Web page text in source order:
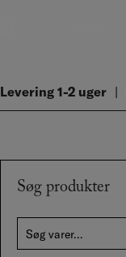
Levering 1-2 uger
Søg produkter
efter: